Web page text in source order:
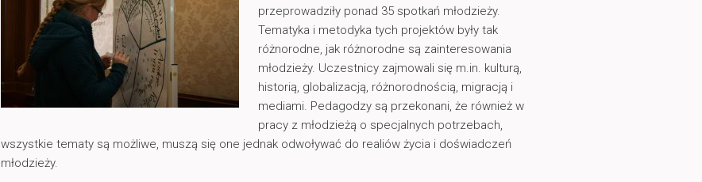
przeprowadziły ponad 35 spotkań młodzieży.
Tematyka i metodyka tych projektów były tak
różnorodne, jak różnorodne są zainteresowania
młodzieży. Uczestnicy zajmowali się m.in. kulturą,
historią, globalizacją, różnorodnością, migracją i
mediami. Pedagodzy są przekonani, że również w
pracy z młodzieżą o specjalnych potrzebach,
wszystkie tematy są możliwe, muszą się one jednak odwoływać do realiów życia i doświadczeń
młodzieży.